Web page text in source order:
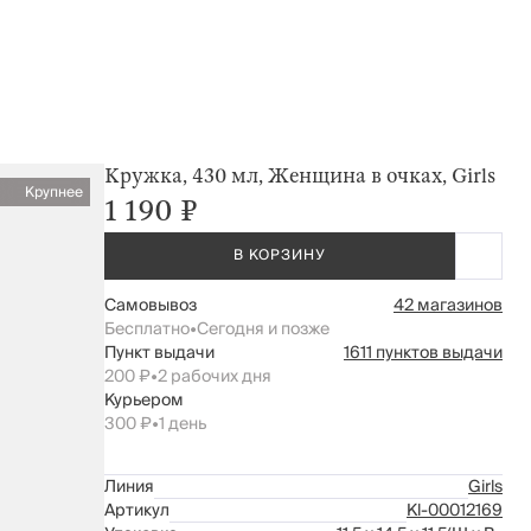
Крупнее
Кружка, 430 мл, Женщина в очках, Girls
1 190 ₽
В КОРЗИНУ
Самовывоз
42 магазинов
Бесплатно•Сегодня и позже
Пункт выдачи
1611 пунктов выдачи
200 ₽•2 рабочих дня
Курьером
300 ₽•1 день
Линия
Girls
Артикул
Kl-00012169